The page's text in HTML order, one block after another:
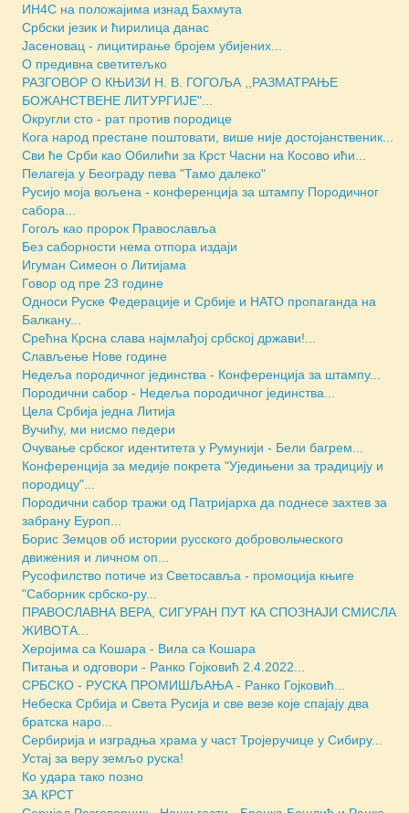
ИН4С на положајима изнад Бахмута
Србски језик и ћирилица данас
Јасеновац - лицитирање бројем убијених...
О предивна светитељко
РАЗГОВОР О КЊИЗИ Н. В. ГОГОЉА ,,РАЗМАТРАЊЕ
БОЖАНСТВЕНЕ ЛИТУРГИЈЕ"...
Округли сто - рат против породице
Кога народ престане поштовати, више није достојанственик...
Сви ће Срби као Обилићи за Крст Часни на Косово ићи...
Пелагеја у Београду пева "Тамо далеко"
Русијо моја вољена - конференција за штампу Породичног
сабора...
Гогољ као пророк Православља
Без саборности нема отпора издаји
Игуман Симеон о Литијама
Говор од пре 23 године
Односи Руске Федерације и Србије и НАТО пропаганда на
Балкану...
Срећна Крсна слава најмлађој србској држави!...
Слављење Нове године
Недеља породичног јединства - Конференција за штампу...
Породични сабор - Недеља породичног јединства...
Цела Србија једна Литија
Вучићу, ми нисмо педери
Очување србског идентитета у Румунији - Бели багрем...
Конференција за медије покрета "Уједињени за традицију и
породицу"...
Породични сабор тражи од Патријарха да поднесе захтев за
забрану Еуроп...
Борис Земцов об истории русского добровольческого
движения и личном оп...
Русофилство потиче из Светосавља - промоција књиге
"Саборник србско-ру...
ПРАВОСЛАВНА ВЕРА, СИГУРАН ПУТ КА СПОЗНАЈИ СМИСЛА
ЖИВОТА...
Херојима са Кошара - Вила са Кошара
Питања и одговори - Ранко Гојковић 2.4.2022...
СРБСКО - РУСКА ПРОМИШЉАЊА - Ранко Гојковић...
Небеска Србија и Света Русија и све везе које спајају два
братска наро...
Сербирија и изградња храма у част Тројеручице у Сибиру...
Устај за веру земљо руска!
Ко удара тако позно
ЗА КРСТ